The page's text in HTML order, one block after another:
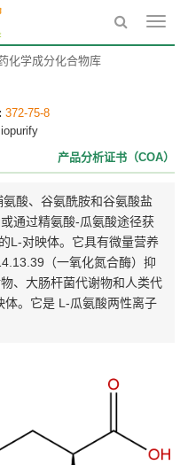
化学成分化合物库
372-75-8
产品分析证书（COA）
酸、谷氨酰胺和谷氨酸盐
通过精氨酸-瓜氨酸途径获
L-对映体。它具有微量营养
（一氧化氮合酶）抑
、大肠杆菌代谢物和人类代
。它是 L-瓜氨酸两性离子